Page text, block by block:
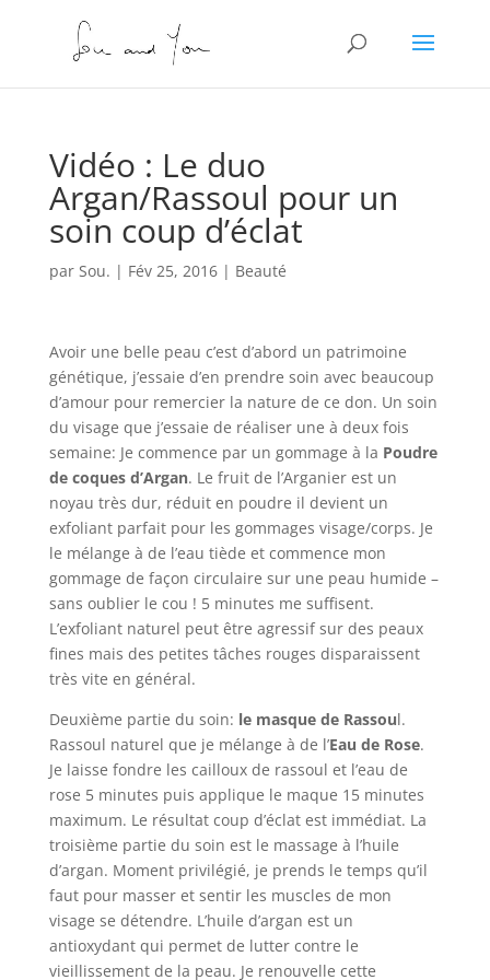
Vidéo : Le duo
Argan/Rassoul pour un
soin coup d’éclat
par Sou. | Fév 25, 2016| Beauté
Avoir une belle peau c’est d’abord un patrimoine
génétique, j’essaie d’en prendre soin avec beaucoup
d’amour pour remercier la nature de ce don. Un soin
du visage que j’essaie de réaliser une à deux fois
semaine: Je commence par un gommage à la Poudre
de coques d’Argan. Le fruit de l’Arganier est un
noyau très dur, réduit en poudre il devient un
exfoliant parfait pour les gommages visage/corps. Je
le mélange à de l’eau tiède et commence mon
gommage de façon circulaire sur une peau humide –
sans oublier le cou ! 5 minutes me suffisent.
L’exfoliant naturel peut être agressif sur des peaux
fines mais des petites tâches rouges disparaissent
très vite en général.
Deuxième partie du soin: le masque de Rassoul.
Rassoul naturel que je mélange à de l’Eau de Rose.
Je laisse fondre les cailloux de rassoul et l’eau de
rose 5 minutes puis applique le maque 15 minutes
maximum. Le résultat coup d’éclat est immédiat. La
troisième partie du soin est le massage à l’huile
d’argan. Moment privilégié, je prends le temps qu’il
faut pour masser et sentir les muscles de mon
visage se détendre. L’huile d’argan est un
antioxydant qui permet de lutter contre le
vieillissement de la peau. Je renouvelle cette